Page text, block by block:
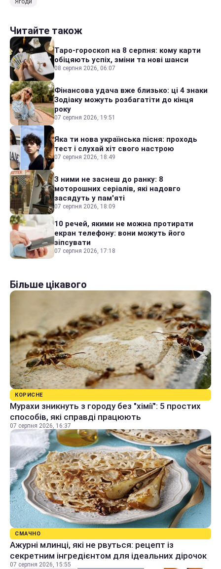
Ягоди
Читайте також
Таро-гороскоп на 8 серпня: кому карти
обіцяють успіх, зміни та нові шанси
08 серпня 2026, 06:07
Фінансова удача вже близько: ці 4 знаки
Зодіаку можуть розбагатіти до кінця
року
07 серпня 2026, 19:51
Яка ти нова українська пісня: проходь
тест і слухай хіт свого настрою
07 серпня 2026, 18:49
З ними не заснеш до ранку: 8
моторошних серіалів, які надовго
засядуть у пам'яті
07 серпня 2026, 18:09
10 речей, якими не можна протирати
екран телефону: вони можуть його
зіпсувати
07 серпня 2026, 17:18
Більше цікавого
КОРИСНЕ
Мурахи зникнуть з городу без "хімії": 5 простих
способів, які справді працюють
07 серпня 2026, 16:37
СМАЧНО
Ажурні млинці, які не рвуться: рецепт із
секретним інгредієнтом для ідеальних дірочок
07 серпня 2026, 15:55